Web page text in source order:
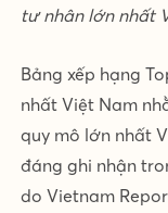
tư nhân lớn nhất
Bảng xếp hạng
nhất Việt Nam
quy mô lớn nhất
đáng ghi nhận
do Vietnam